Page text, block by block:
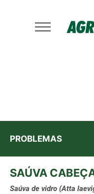
PROBLEMAS
SAÚVA
Saúva de vidro (Atta